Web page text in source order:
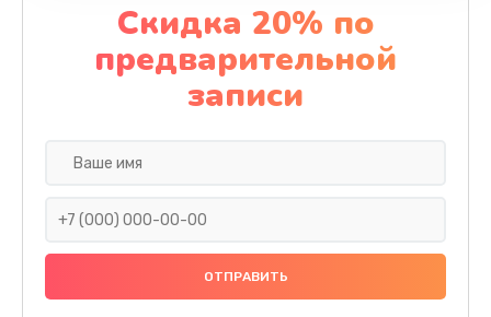
Скидка 20% по
предварительной
записи